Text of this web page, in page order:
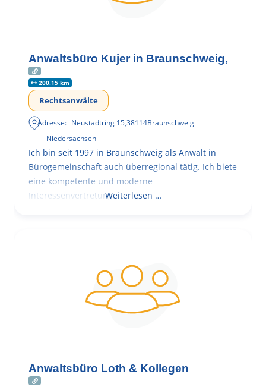
Anwaltsbüro Kujer in Braunschweig,
200.15 km
Rechtsanwälte
Adresse: Neustadtring 15,38114Braunschweig
Niedersachsen
Ich bin seit 1997 in Braunschweig als Anwalt in
Bürogemeinschaft auch überregional tätig. Ich biete
eine kompetente und moderne
Interessenvertretung,Weiterlesen …
Anwaltsbüro Loth & Kollegen